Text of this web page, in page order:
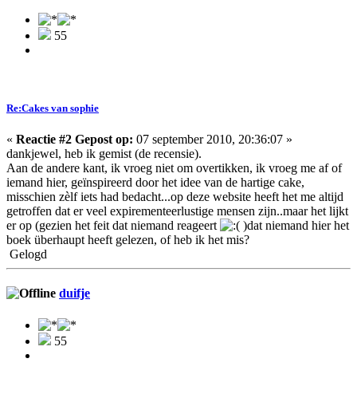
55
Re:Cakes van sophie
« Reactie #2 Gepost op: 07 september 2010, 20:36:07 »
dankjewel, heb ik gemist (de recensie).
Aan de andere kant, ik vroeg niet om overtikken, ik vroeg me af of
iemand hier, geïnspireerd door het idee van de hartige cake,
misschien zèlf iets had bedacht...op deze website heeft het me altijd
getroffen dat er veel expirementeerlustige mensen zijn..maar het lijkt
er op (gezien het feit dat niemand reageert
)dat niemand hier het
boek überhaupt heeft gelezen, of heb ik het mis?
Gelogd
duifje
55